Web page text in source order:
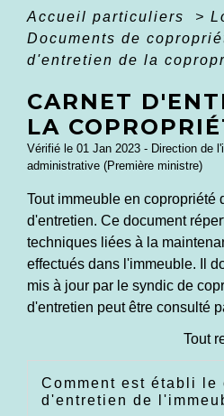
Accueil particuliers >
Documents de
d'entretien de la
CARNET
LA
Vérifié le 01 Jan 2023 - Direction de
administrative (Première ministre)
Tout immeuble en copropriété
d'entretien. Ce document
techniques liées à la
effectués dans l'immeuble. Il
mis à jour par le syndic de
d'entretien peut être consulté
Tout
Comment est établi le
d'entretien de